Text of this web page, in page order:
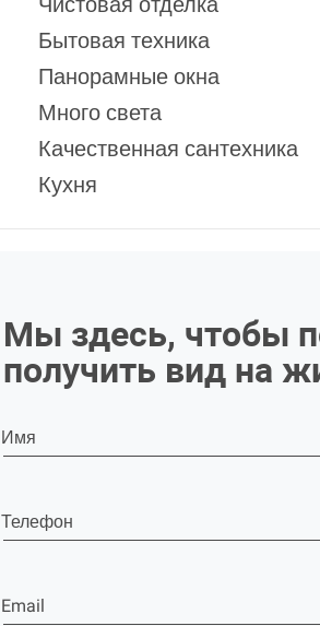
Бытовая техника
Панорамные окна
Много света
Качественная сантехника
Кухня
Мы здесь, чтобы
получить вид на
Имя
Телефон
Email